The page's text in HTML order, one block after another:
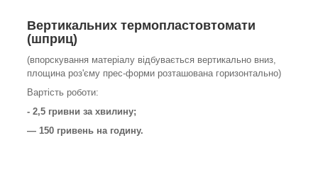
Вертикальних термопластовтомати
(шприц)
(впорскування матеріалу відбувається вертикально вниз,
площина роз'єму прес-форми розташована горизонтально)
Вартість роботи:
- 2,5 гривни за хвилину;
— 150 гривень на годину.